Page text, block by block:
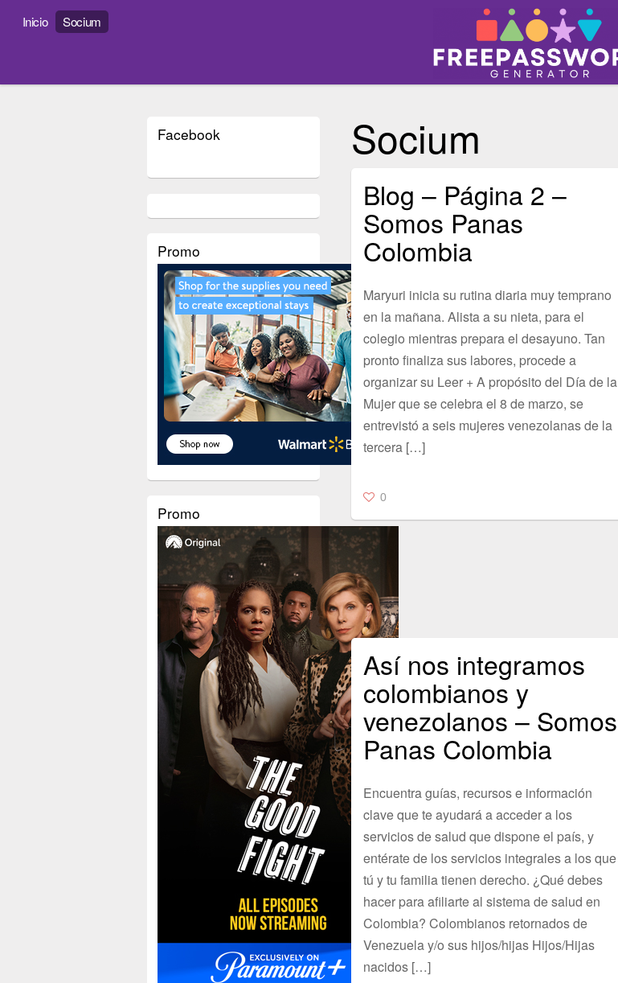
Inicio Socium
Socium
Blog – Página 2 –
Somos Panas
Colombia
Maryuri inicia su rutina diaria muy temprano
en la mañana. Alista a su nieta, para el
colegio mientras prepara el desayuno. Tan
pronto finaliza sus labores, procede a
organizar su Leer + A propósito del Día de la
Mujer que se celebra el 8 de marzo, se
entrevistó a seis mujeres venezolanas de la
tercera […]
0
Así nos integramos
colombianos y
venezolanos – Somos
Panas Colombia
Encuentra guías, recursos e información
clave que te ayudará a acceder a los
servicios de salud que dispone el país, y
entérate de los servicios integrales a los que
tú y tu familia tienen derecho. ¿Qué debes
hacer para afiliarte al sistema de salud en
Colombia? Colombianos retornados de
Venezuela y/o sus hijos/hijas Hijos/Hijas
nacidos […]
Facebook
Promo
Promo